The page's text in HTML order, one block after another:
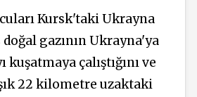
Kursk'taki Ukrayna
gazının Ukrayna'ya
kuşatmaya çalıştığını ve
22 kilometre uzaktaki